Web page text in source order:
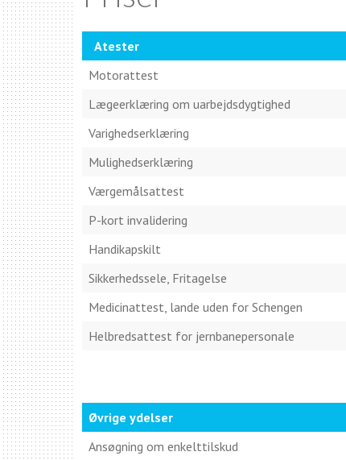
Atester
Motorattest
Lægeerklæring om uarbejdsdygtighed
Varighedserklæring
Mulighedserklæring
Værgemålsattest
P-kort invalidering
Handikapskilt
Sikkerhedssele, Fritagelse
Medicinattest, lande uden for Schengen
Helbredsattest for jernbanepersonale
Øvrige ydelser
Ansøgning om enkelttilskud